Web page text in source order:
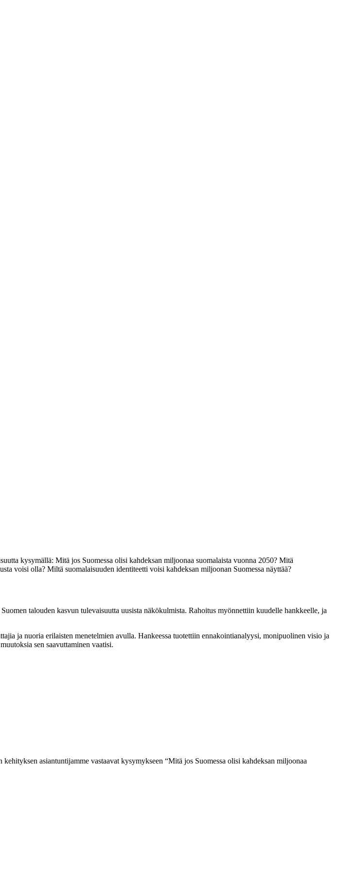
kysymällä: Mitä jos Suomessa olisi kahdeksan miljoonaa suomalaista vuonna 2050? Mitä
voisi olla? Miltä suomalaisuuden identiteetti voisi kahdeksan miljoonan Suomessa näyttää?
talouden kasvun tulevaisuutta uusista näkökulmista. Rahoitus myönnettiin kuudelle hankkeelle, ja
ja nuoria erilaisten menetelmien avulla. Hankeessa tuotettiin ennakointianalyysi, monipuolinen visio ja
sen saavuttaminen vaatisi.
asiantuntijamme vastaavat kysymykseen “Mitä jos Suomessa olisi kahdeksan miljoonaa